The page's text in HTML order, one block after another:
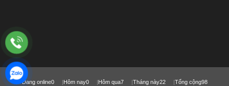
Đang online0 Hôm nay0 Hôm qua7 Tháng này22 Tổng cộng98